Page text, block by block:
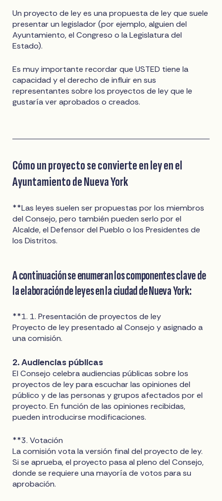
Un proyecto de ley es una propuesta de ley que suele
presentar un legislador (por ejemplo, alguien del
Ayuntamiento, el Congreso o la Legislatura del
Estado).
Es muy importante recordar que USTED tiene la
capacidad y el derecho de influir en sus
representantes sobre los proyectos de ley que le
gustaría ver aprobados o creados.
Cómo un proyecto se convierte en ley en el
Ayuntamiento de Nueva York
**Las leyes suelen ser propuestas por los miembros
del Consejo, pero también pueden serlo por el
Alcalde, el Defensor del Pueblo o los Presidentes de
los Distritos.
A continuación se enumeran los componentes clave de
la elaboración de leyes en la ciudad de Nueva York:
**1. 1. Presentación de proyectos de ley
Proyecto de ley presentado al Consejo y asignado a
una comisión.
2. Audiencias públicas
El Consejo celebra audiencias públicas sobre los
proyectos de ley para escuchar las opiniones del
público y de las personas y grupos afectados por el
proyecto. En función de las opiniones recibidas,
pueden introducirse modificaciones.
**3. Votación
La comisión vota la versión final del proyecto de ley.
Si se aprueba, el proyecto pasa al pleno del Consejo,
donde se requiere una mayoría de votos para su
aprobación.